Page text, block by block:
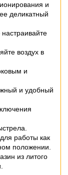
и
деликатный
воздух в
и
и удобный
работы как
положении.
из литого